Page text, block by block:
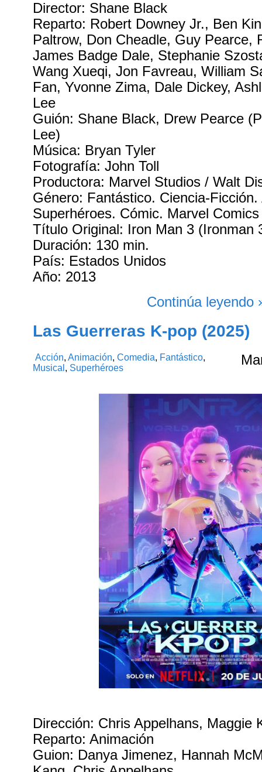
Director: Shane Black
Reparto: Robert Downey Jr., Ben
Paltrow, Don Cheadle, Guy Pearce,
James Badge Dale, Stephanie
Wang Xueqi, Jon Favreau, William
Fan, Yvonne Zima, Dale Dickey,
Lee
Guión: Shane Black, Drew Pearce
Lee)
Música: Bryan Tyler
Fotografía: John Toll
Productora: Marvel Studios / Walt
Género: Fantástico. Ciencia-
Superhéroes. Cómic. Marvel Comics
Título Original: Iron Man 3 (Ironman
Duración: 130 min.
País: Estados Unidos
Año: 2013
Continúa leyendo
Las Guerreras K-pop (2025)
Acción,Animación,Comedia, Fantástico,
Musical , Superhéroes
Dirección: Chris Appelhans, Maggie
Reparto: Animación
Guion: Danya Jimenez, Hannah